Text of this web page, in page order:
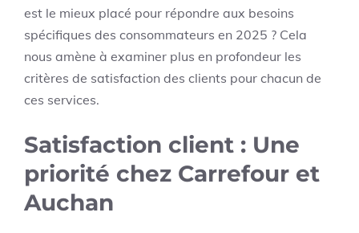
est le mieux placé pour répondre aux besoins
spécifiques des consommateurs en 2025 ? Cela
nous amène à examiner plus en profondeur les
critères de satisfaction des clients pour chacun de
ces services.
Satisfaction client : Une
priorité chez Carrefour et
Auchan